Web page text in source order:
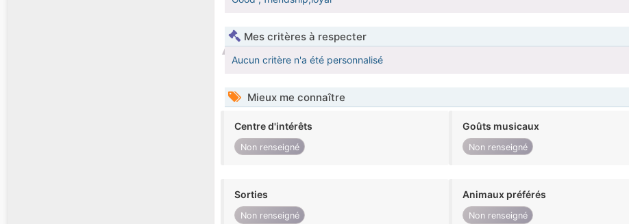
Mes critères à respecter
Aucun critère n'a été personnalisé
Mieux me connaître
Centre d'intérêts
Non renseigné
Goûts musicaux
Non renseigné
Sorties
Non renseigné
Animaux préférés
Non renseigné